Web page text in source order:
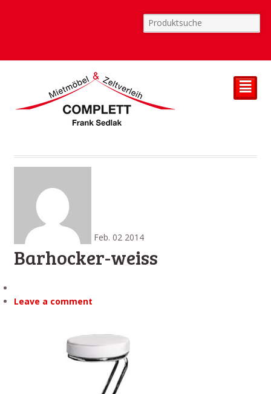
²
Feb. 02 2014
Barhocker-weiss
Leave a comment